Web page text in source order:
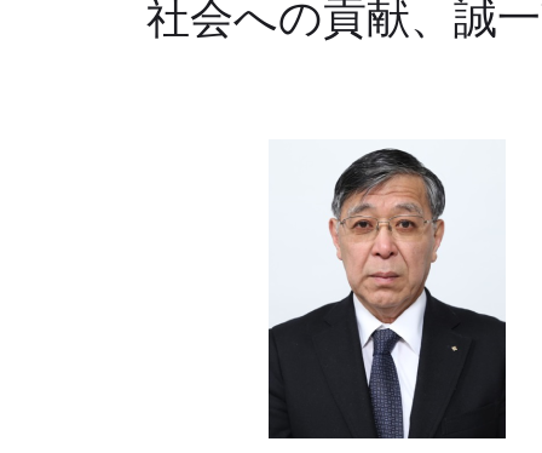
社会への貢献、誠